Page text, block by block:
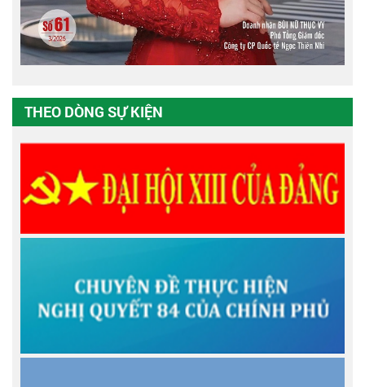
THEO DÒNG SỰ KIỆN